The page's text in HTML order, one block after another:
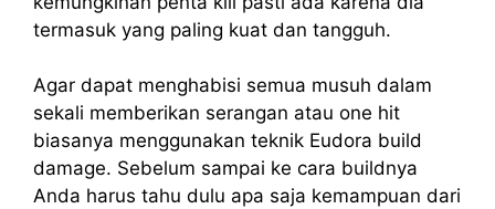
termasuk yang paling kuat dan tangguh.
Agar dapat menghabisi semua musuh dalam
sekali memberikan serangan atau one hit
biasanya menggunakan teknik Eudora build
damage. Sebelum sampai ke cara buildnya
Anda harus tahu dulu apa saja kemampuan dari